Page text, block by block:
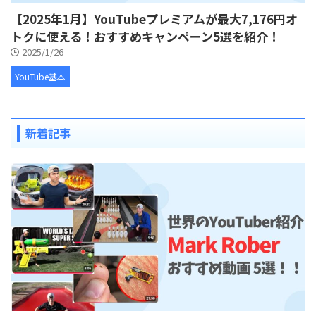
【2025年1月】YouTubeプレミアムが最大7,176円オ
トクに使える！おすすめキャンペーン5選を紹介！
2025/1/26
YouTube基本
新着記事